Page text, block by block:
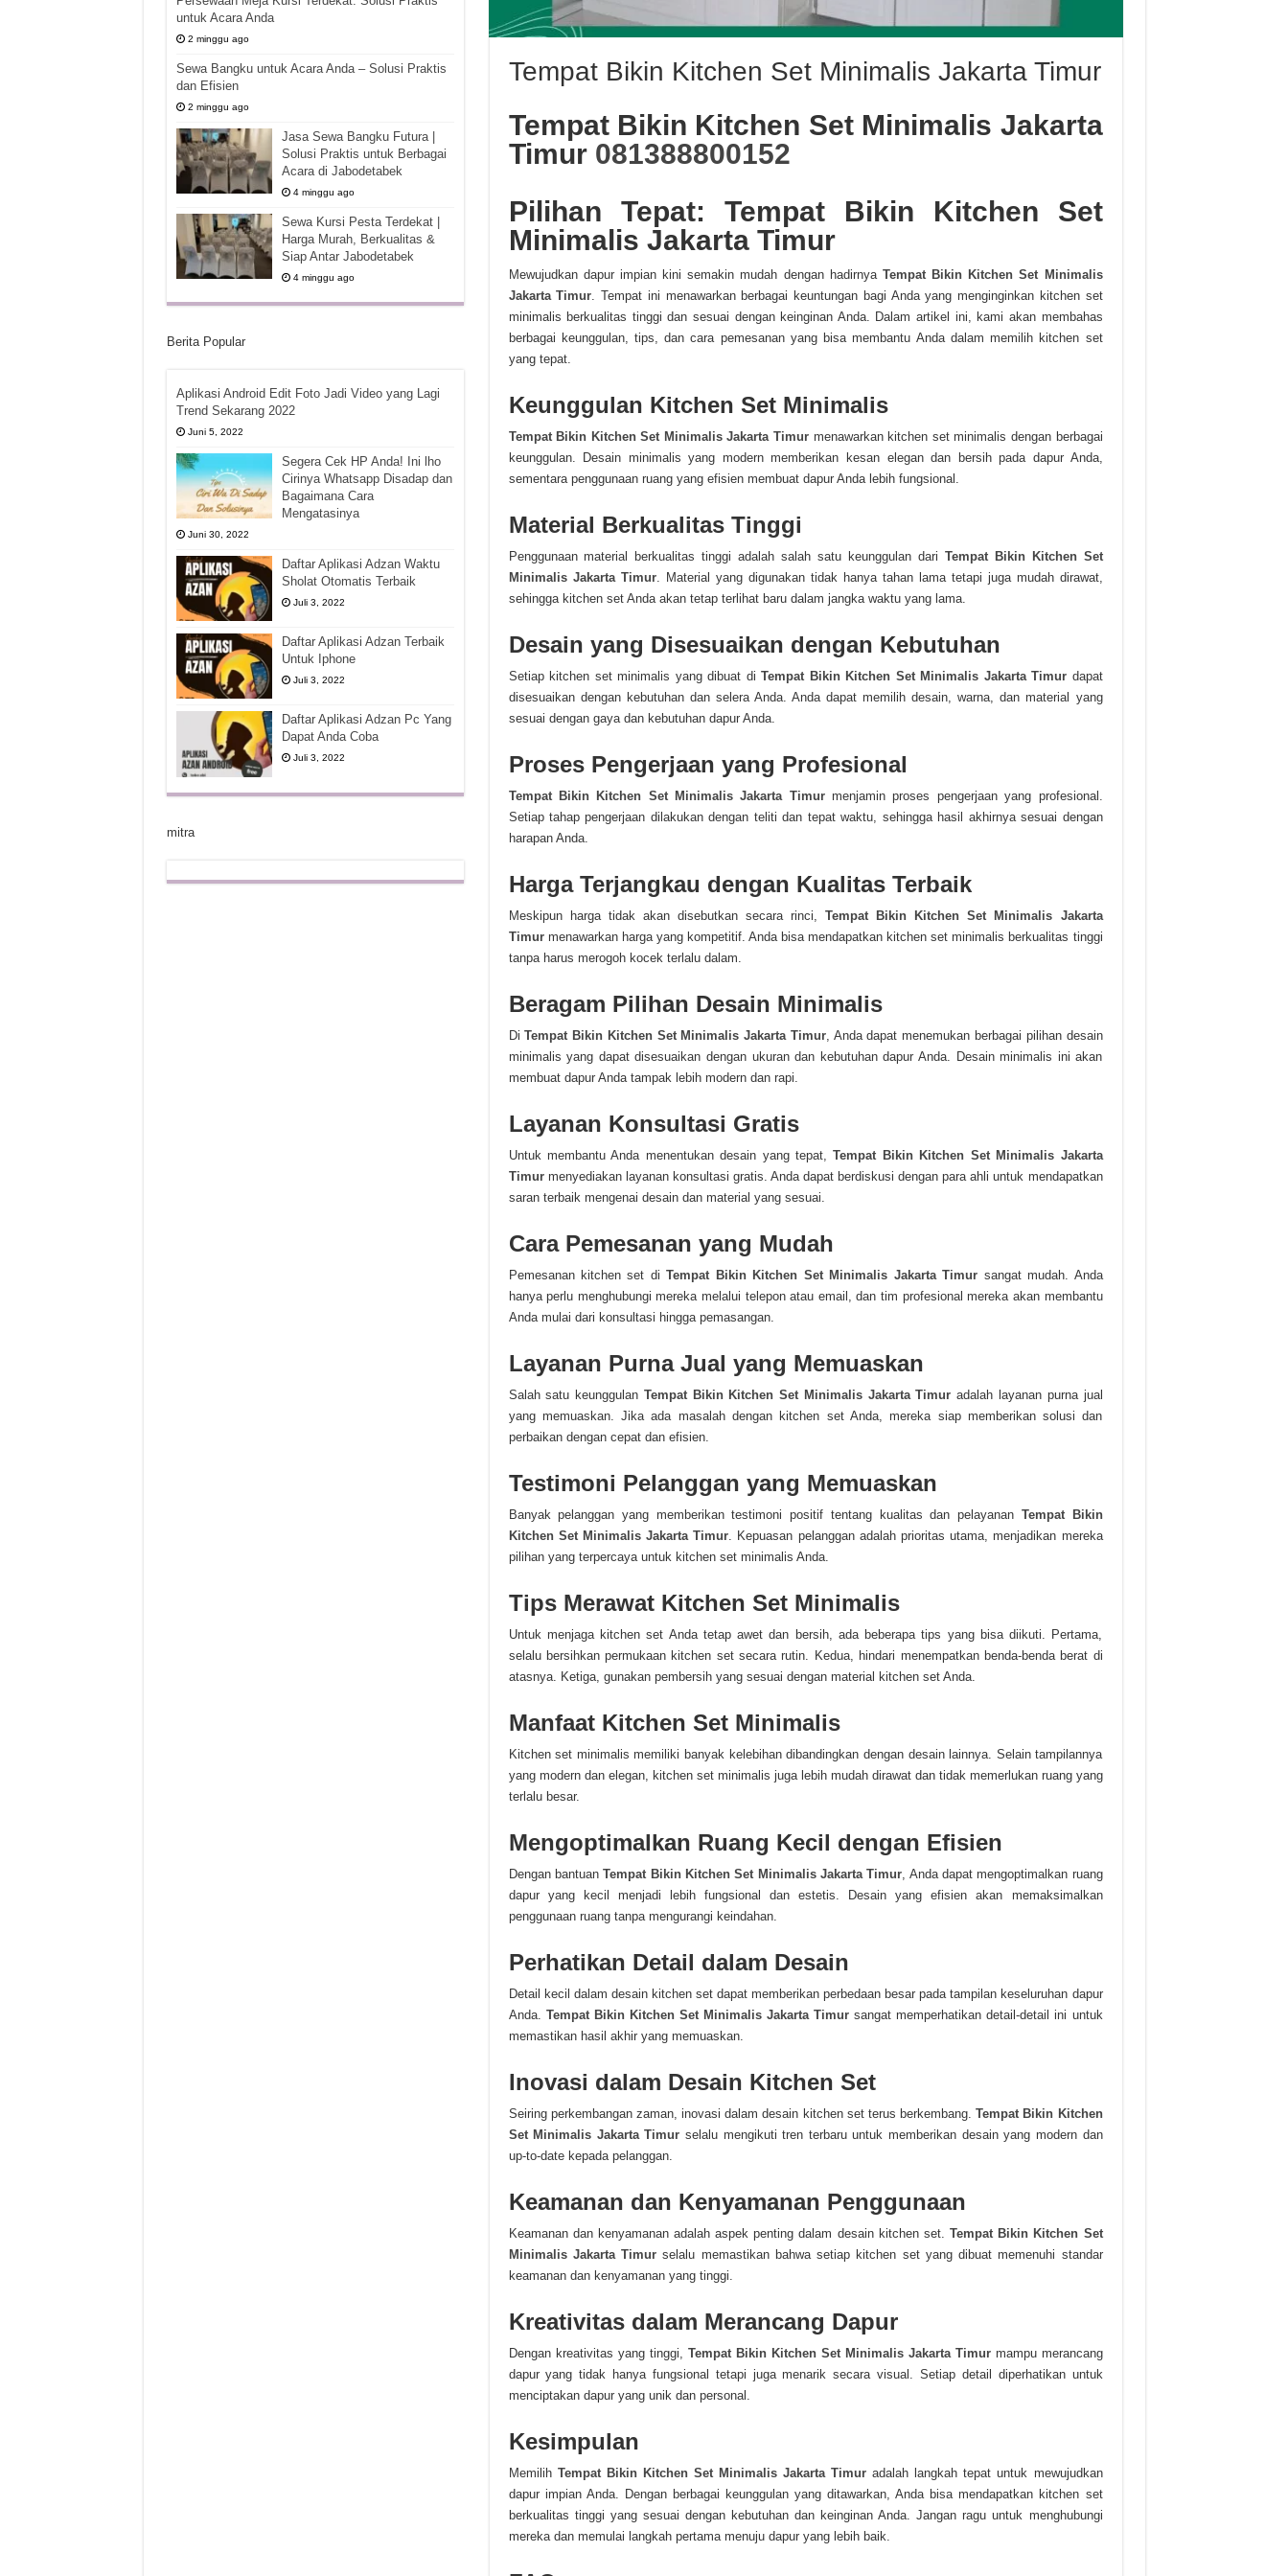
Tempat Bikin Kitchen Set Minimalis Jakarta Timur
Tempat Bikin Kitchen Set Minimalis Jakarta
Timur 081388800152
Pilihan Tepat: Tempat Bikin Kitchen Set
Minimalis Jakarta Timur
Mewujudkan dapur impian kini semakin mudah dengan hadirnya Tempat Bikin Kitchen Set Minimalis
Jakarta Timur. Tempat ini menawarkan berbagai keuntungan bagi Anda yang menginginkan kitchen set
minimalis berkualitas tinggi dan sesuai dengan keinginan Anda. Dalam artikel ini, kami akan membahas
berbagai keunggulan, tips, dan cara pemesanan yang bisa membantu Anda dalam memilih kitchen set
yang tepat.
Keunggulan Kitchen Set Minimalis
Tempat Bikin Kitchen Set Minimalis Jakarta Timur menawarkan kitchen set minimalis dengan berbagai
keunggulan. Desain minimalis yang modern memberikan kesan elegan dan bersih pada dapur Anda,
sementara penggunaan ruang yang efisien membuat dapur Anda lebih fungsional.
Material Berkualitas Tinggi
Penggunaan material berkualitas tinggi adalah salah satu keunggulan dari Tempat Bikin Kitchen Set
Minimalis Jakarta Timur. Material yang digunakan tidak hanya tahan lama tetapi juga mudah dirawat,
sehingga kitchen set Anda akan tetap terlihat baru dalam jangka waktu yang lama.
Desain yang Disesuaikan dengan Kebutuhan
Setiap kitchen set minimalis yang dibuat di Tempat Bikin Kitchen Set Minimalis Jakarta Timur dapat
disesuaikan dengan kebutuhan dan selera Anda. Anda dapat memilih desain, warna, dan material yang
sesuai dengan gaya dan kebutuhan dapur Anda.
Proses Pengerjaan yang Profesional
Tempat Bikin Kitchen Set Minimalis Jakarta Timurmenjamin proses pengerjaan yang profesional.
Setiap tahap pengerjaan dilakukan dengan teliti dan tepat waktu, sehingga hasil akhirnya sesuai dengan
harapan Anda.
Harga Terjangkau dengan Kualitas Terbaik
Meskipun harga tidak akan disebutkan secara rinci,Tempat Bikin Kitchen Set Minimalis Jakarta
Timurmenawarkan harga yang kompetitif. Anda bisa mendapatkan kitchen set minimalis berkualitas tinggi
tanpa harus merogoh kocek terlalu dalam.
Beragam Pilihan Desain Minimalis
DiTempat Bikin Kitchen Set Minimalis Jakarta Timur, Anda dapat menemukan berbagai pilihan desain
minimalis yang dapat disesuaikan dengan ukuran dan kebutuhan dapur Anda. Desain minimalis ini akan
membuat dapur Anda tampak lebih modern dan rapi.
Layanan Konsultasi Gratis
Untuk membantu Anda menentukan desain yang tepat,Tempat Bikin Kitchen Set Minimalis Jakarta
Timurmenyediakan layanan konsultasi gratis. Anda dapat berdiskusi dengan para ahli untuk mendapatkan
saran terbaik mengenai desain dan material yang sesuai.
Cara Pemesanan yang Mudah
Pemesanan kitchen set diTempat Bikin Kitchen Set Minimalis Jakarta Timur sangat mudah. Anda
hanya perlu menghubungi mereka melalui telepon atau email, dan tim profesional mereka akan membantu
Anda mulai dari konsultasi hingga pemasangan.
Layanan Purna Jual yang Memuaskan
Salah satu keunggulan Tempat Bikin Kitchen Set Minimalis Jakarta Timur adalah layanan purna jual
yang memuaskan. Jika ada masalah dengan kitchen set Anda, mereka siap memberikan solusi dan
perbaikan dengan cepat dan efisien.
Testimoni Pelanggan yang Memuaskan
Banyak pelanggan yang memberikan testimoni positif tentang kualitas dan pelayanan Tempat Bikin
Kitchen Set Minimalis Jakarta Timur. Kepuasan pelanggan adalah prioritas utama, menjadikan mereka
pilihan yang terpercaya untuk kitchen set minimalis Anda.
Tips Merawat Kitchen Set Minimalis
Untuk menjaga kitchen set Anda tetap awet dan bersih, ada beberapa tips yang bisa diikuti. Pertama,
selalu bersihkan permukaan kitchen set secara rutin. Kedua, hindari menempatkan benda-benda berat di
atasnya. Ketiga, gunakan pembersih yang sesuai dengan material kitchen set Anda.
Manfaat Kitchen Set Minimalis
Kitchen set minimalis memiliki banyak kelebihan dibandingkan dengan desain lainnya. Selain tampilannya
yang modern dan elegan, kitchen set minimalis juga lebih mudah dirawat dan tidak memerlukan ruang yang
terlalu besar.
Mengoptimalkan Ruang Kecil dengan Efisien
Dengan bantuanTempat Bikin Kitchen Set Minimalis Jakarta Timur, Anda dapat mengoptimalkan ruang
dapur yang kecil menjadi lebih fungsional dan estetis. Desain yang efisien akan memaksimalkan
penggunaan ruang tanpa mengurangi keindahan.
Perhatikan Detail dalam Desain
Detail kecil dalam desain kitchen set dapat memberikan perbedaan besar pada tampilan keseluruhan dapur
Anda. Tempat Bikin Kitchen Set Minimalis Jakarta Timur sangat memperhatikan detail-detail ini untuk
memastikan hasil akhir yang memuaskan.
Inovasi dalam Desain Kitchen Set
Seiring perkembangan zaman, inovasi dalam desain kitchen set terus berkembang.Tempat Bikin Kitchen
Set Minimalis Jakarta Timur selalu mengikuti tren terbaru untuk memberikan desain yang modern dan
up-to-date kepada pelanggan.
Keamanan dan Kenyamanan Penggunaan
Keamanan dan kenyamanan adalah aspek penting dalam desain kitchen set.Tempat Bikin Kitchen Set
Minimalis Jakarta Timur selalu memastikan bahwa setiap kitchen set yang dibuat memenuhi standar
keamanan dan kenyamanan yang tinggi.
Kreativitas dalam Merancang Dapur
Dengan kreativitas yang tinggi, Tempat Bikin Kitchen Set Minimalis Jakarta Timurmampu merancang
dapur yang tidak hanya fungsional tetapi juga menarik secara visual. Setiap detail diperhatikan untuk
menciptakan dapur yang unik dan personal.
Kesimpulan
Memilih Tempat Bikin Kitchen Set Minimalis Jakarta Timur adalah langkah tepat untuk mewujudkan
dapur impian Anda. Dengan berbagai keunggulan yang ditawarkan, Anda bisa mendapatkan kitchen set
berkualitas tinggi yang sesuai dengan kebutuhan dan keinginan Anda. Jangan ragu untuk menghubungi
mereka dan memulai langkah pertama menuju dapur yang lebih baik.
untuk Acara Anda
2 minggu ago
Sewa Bangku untuk Acara Anda – Solusi Praktis
dan Efisien
2 minggu ago
Jasa Sewa Bangku Futura |
Solusi Praktis untuk Berbagai
Acara di Jabodetabek
4 minggu ago
Sewa Kursi Pesta Terdekat |
Harga Murah, Berkualitas &
Siap Antar Jabodetabek
4 minggu ago
Berita Popular
Aplikasi Android Edit Foto Jadi Video yang Lagi
Trend Sekarang 2022
Juni 5, 2022
Segera Cek HP Anda! Ini lho
Cirinya Whatsapp Disadap dan
Bagaimana Cara
Mengatasinya
Juni 30, 2022
Daftar Aplikasi Adzan Waktu
Sholat Otomatis Terbaik
Juli 3, 2022
Daftar Aplikasi Adzan Terbaik
Untuk Iphone
Juli 3, 2022
Daftar Aplikasi Adzan Pc Yang
Dapat Anda Coba
Juli 3, 2022
mitra